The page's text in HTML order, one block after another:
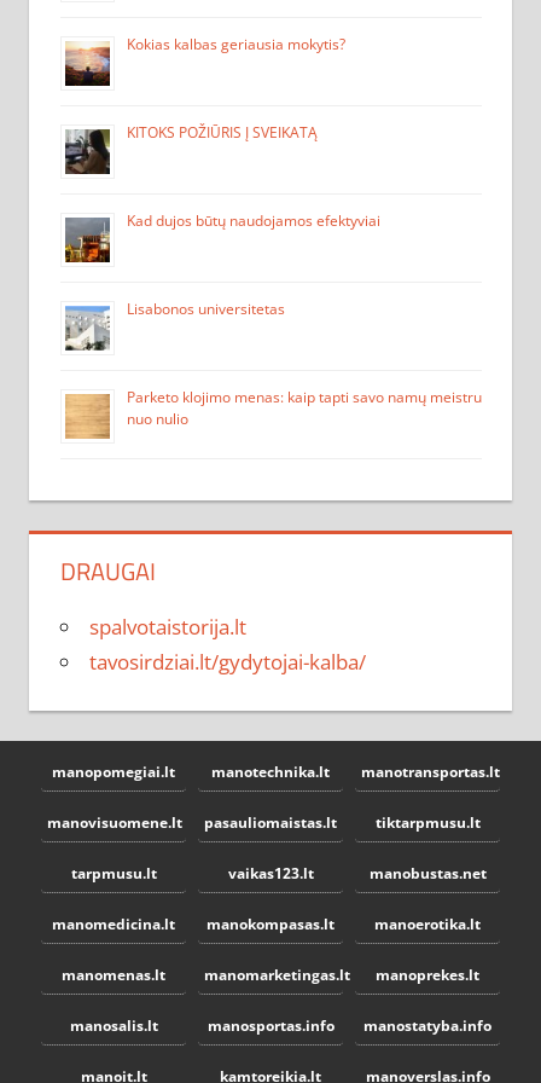
Kokias kalbas geriausia mokytis?
KITOKS POŽIŪRIS Į SVEIKATĄ
Kad dujos būtų naudojamos efektyviai
Lisabonos universitetas
Parketo klojimo menas: kaip tapti savo namų meistru
nuo nulio
DRAUGAI
spalvotaistorija.lt
tavosirdziai.lt/gydytojai-kalba/
manopomegiai.lt manotechnika.lt manotransportas.lt
manovisuomene.lt pasauliomaistas.lt tiktarpmusu.lt
tarpmusu.lt vaikas123.lt manobustas.net
manomedicina.lt manokompasas.lt manoerotika.lt
manomenas.lt manomarketingas.lt manoprekes.lt
manosalis.lt manosportas.info manostatyba.info
manoit.lt kamtoreikia.lt manoverslas.info